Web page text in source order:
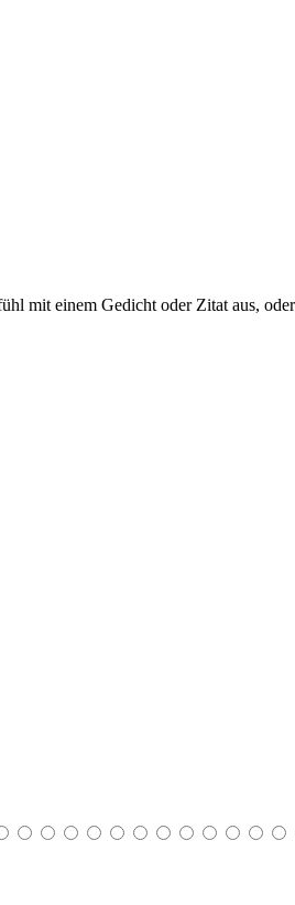
mit einem Gedicht oder Zitat aus,